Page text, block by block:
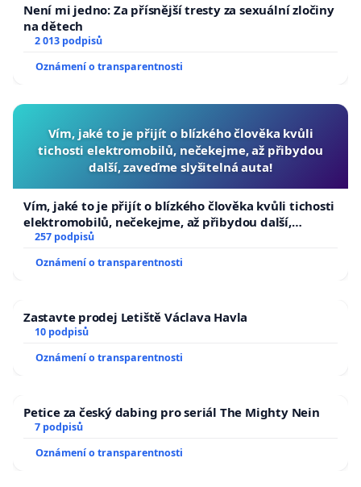
Není mi jedno: Za přísnější tresty za sexuální zločiny
na dětech
2 013 podpisů
Oznámení o transparentnosti
Vím, jaké to je přijít o blízkého člověka kvůli
tichosti elektromobilů, nečekejme, až přibydou
další, zaveďme slyšitelná auta!
Vím, jaké to je přijít o blízkého člověka kvůli tichosti
elektromobilů, nečekejme, až přibydou další,
zaveďme slyšitelná auta!
257 podpisů
Oznámení o transparentnosti
Zastavte prodej Letiště Václava Havla
10 podpisů
Oznámení o transparentnosti
Petice za český dabing pro seriál The Mighty Nein
7 podpisů
Oznámení o transparentnosti